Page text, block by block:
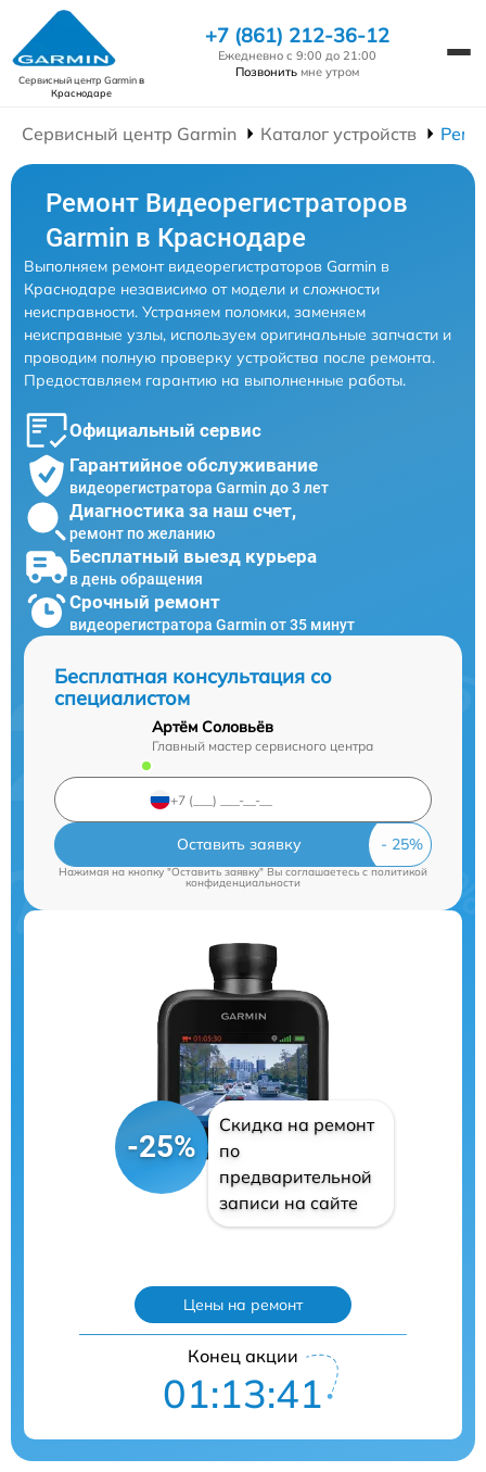
Сервисный центр Garminв
Краснодаре
+7 (861) 212-36-12
Ежедневно с 9:00 до 21:00
Позвонить мне утром
Сервисный центр Garmin Каталог устройств
Ремонт Видеорегистраторов
Garmin в Краснодаре
Выполняем ремонт видеорегистраторов Garmin в
Краснодаре независимо от модели и сложности
неисправности. Устраняем поломки, заменяем
неисправные узлы, используем оригинальные запчасти и
проводим полную проверку устройства после ремонта.
Предоставляем гарантию на выполненные работы.
Официальный сервис
Гарантийное обслуживание
видеорегистратора Garmin до 3 лет
Диагностика за наш счет,
ремонт по желанию
Бесплатный выезд курьера
в день обращения
Срочный ремонт
видеорегистратора Garmin от 35 минут
Бесплатная консультация со
специалистом
Артём Соловьёв
Главный мастер сервисного центра
Оставить заявку
Нажимая на кнопку "Оставить заявку" Вы соглашаетесь cполитикой
конфиденциальности
-25%
Скидка на ремонт
по
предварительной
записи на сайте
Цены на ремонт
Конец акции
01:13:40